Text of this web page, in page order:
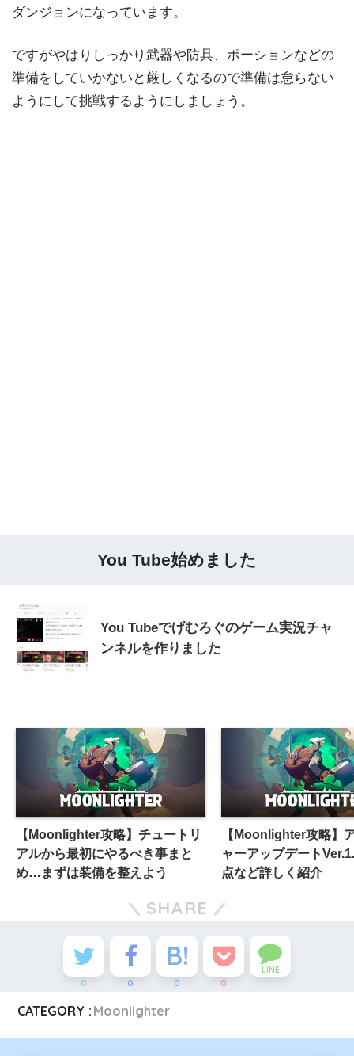
ダンジョンになっています。
ですがやはりしっかり武器や防具、ポーションなどの
準備をしていかないと厳しくなるので準備は怠らない
ようにして挑戦するようにしましょう。
You Tube始めました
You Tubeでげむろぐのゲーム実況チャ
ンネルを作りました
【Moonlighter攻略】チュートリ
アルから最初にやるべき事まと
め…まずは装備を整えよう
【Moonlighter攻略】
ャーアップデート
点など詳しく紹介
SHARE
0 0 0 0
LINE
CATEGORY : Moonlighter